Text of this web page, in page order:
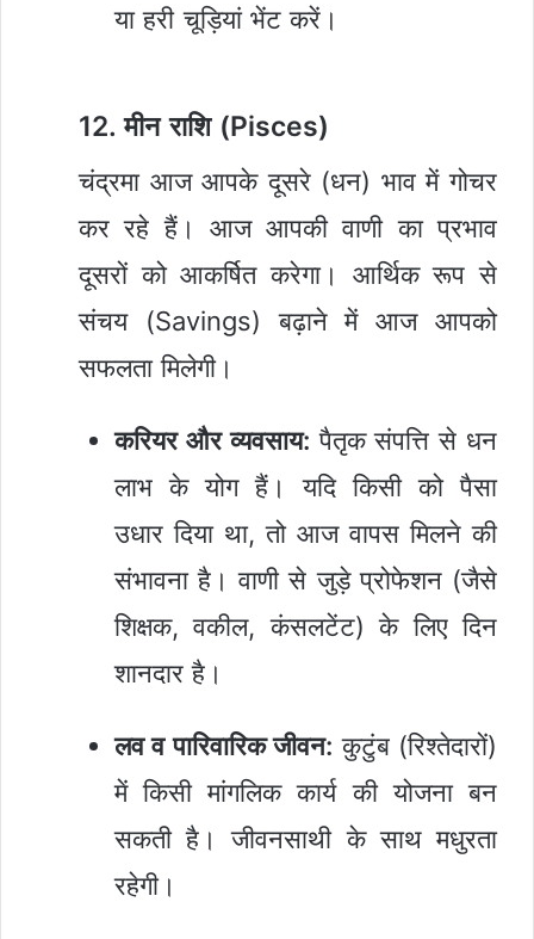
या हरी चूड़ियां भेंट करें।
12. मीन राशि (Pisces)
चंद्रमा आज आपके दूसरे (धन) भाव में गोचर
कर रहे हैं। आज आपकी वाणी का प्रभाव
दूसरों को आकर्षित करेगा। आर्थिक रूप से
संचय (Savings) बढ़ाने में आज आपको
सफलता मिलेगी।
करियर और व्यवसाय: पैतृक संपत्ति से धन
लाभ के योग हैं। यदि किसी को पैसा
उधार दिया था, तो आज वापस मिलने की
संभावना है। वाणी से जुड़े प्रोफेशन (जैसे
शिक्षक, वकील, कंसलटेंट) के लिए दिन
शानदार है।
लव व पारिवारिक जीवन: कुटुंब (रिश्तेदारों)
में किसी मांगलिक कार्य की योजना बन
सकती है। जीवनसाथी के साथ मधुरता
रहेगी।